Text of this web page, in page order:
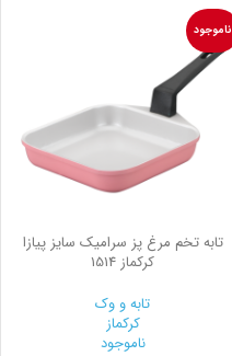
ناموجود
تابه تخم مرغ پز سرامیک سایز پیازا
کرکماز 1514
تابه و وک
کرکماز
ناموجود